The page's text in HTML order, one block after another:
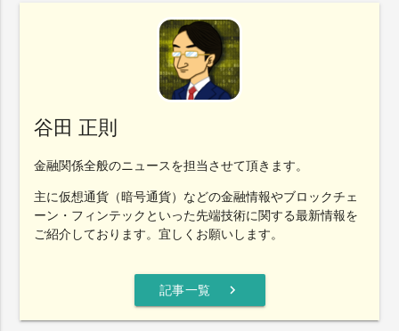
谷田 正則
金融関係全般のニュースを担当させて頂きます。
主に仮想通貨（暗号通貨）などの金融情報やブロックチェ
ーン・フィンテックといった先端技術に関する最新情報を
ご紹介しております。宜しくお願いします。
記事一覧 chevron_right